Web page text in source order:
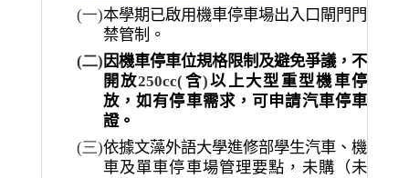
(一)本學期已啟用機車停車場出入口閘門門
禁管制。
(二) 因機車停車位規格限制及避免爭議，不
開放250cc( 含)以上大型重型機車停
放，如有停車需求，可申請汽車停車
證。
(三)依據文藻外語大學進修部學生汽車、機
車及單車停車場管理要點，未購（未